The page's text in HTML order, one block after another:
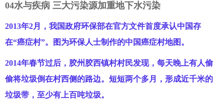
04水与疾病 三大污染源加重地下水污染
2013年2月， 我国政府环保部在官方文件首度承认中国存
在“癌症村”。图为环保人士制作的中国癌症村地图。
2014年春节过后，胶州胶西镇村村民发现，每天晚上有人偷
偷将垃圾倒在村西侧的路边。短短两个多月，形成近千米的
垃圾带，至少有上百吨垃圾。